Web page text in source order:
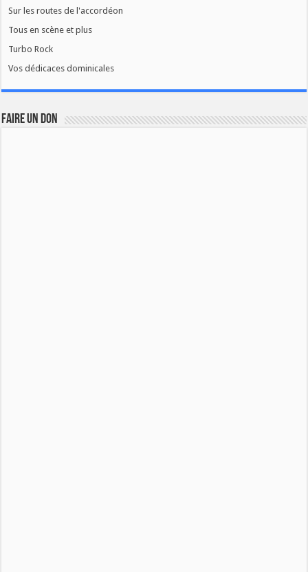
Sur les routes de l'accordéon
Tous en scène et plus
Turbo Rock
Vos dédicaces dominicales
FAIRE UN DON